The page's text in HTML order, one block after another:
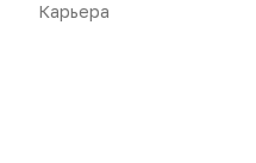
Карьера